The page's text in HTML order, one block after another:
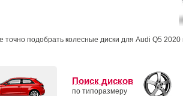
точно подобрать колесные диски для Audi Q5
Поиск дисков
по типоразмеру